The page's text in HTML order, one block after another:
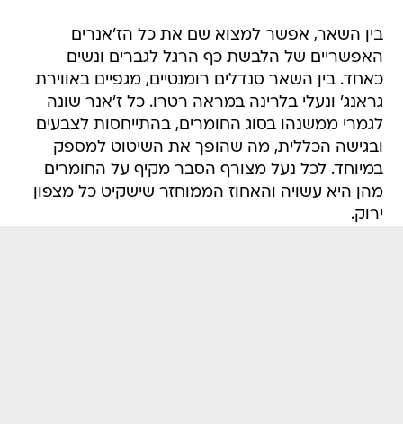
בין השאר, אפשר למצוא שם את כל הז'אנרים
האפשריים של הלבשת כף הרגל לגברים ונשים
כאחד. בין השאר סנדלים רומנטיים, מגפיים באווירת
גראנג' ונעלי בלרינה במראה רטרו. כל ז'אנר שונה
לגמרי ממשנהו בסוג החומרים, בהתייחסות לצבעים
ובגישה הכללית, מה שהופך את השיטוט למספק
במיוחד. לכל נעל מצורף הסבר מקיף על החומרים
מהן היא עשויה והאחוז הממוחזר שישקיט כל מצפון
ירוק.